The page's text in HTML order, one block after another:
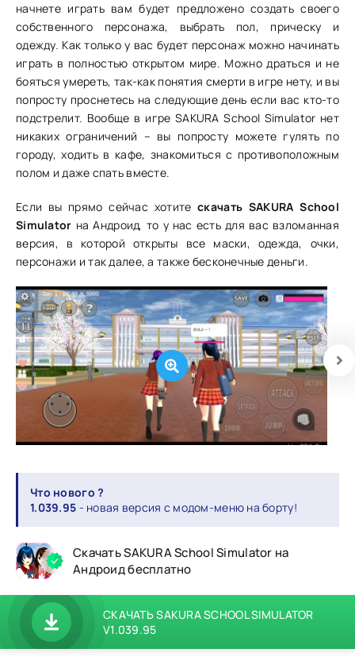
начнете играть вам будет предложено создать своего
собственного персонажа, выбрать пол, прическу и
одежду. Как только у вас будет персонаж можно начинать
играть в полностью открытом мире. Можно драться и не
бояться умереть, так-как понятия смерти в игре нету, и вы
попросту проснетесь на следующие день если вас кто-то
подстрелит. Вообще в игре SAKURA School Simulator нет
никаких ограничений – вы попросту можете гулять по
городу, ходить в кафе, знакомиться с противоположным
полом и даже спать вместе.
Если вы прямо сейчас хотитескачать SAKURA School
Simulator на Андроид, то у нас есть для вас взломанная
версия, в которой открыты все маски, одежда, очки,
персонажи и так далее, а также бесконечные деньги.
Что нового ?
1.039.95 - новая версия с модом-меню на борту!
Скачать SAKURA School Simulator на
Андроид бесплатно
СКАЧАТЬ SAKURA SCHOOL SIMULATOR
V1.039.95